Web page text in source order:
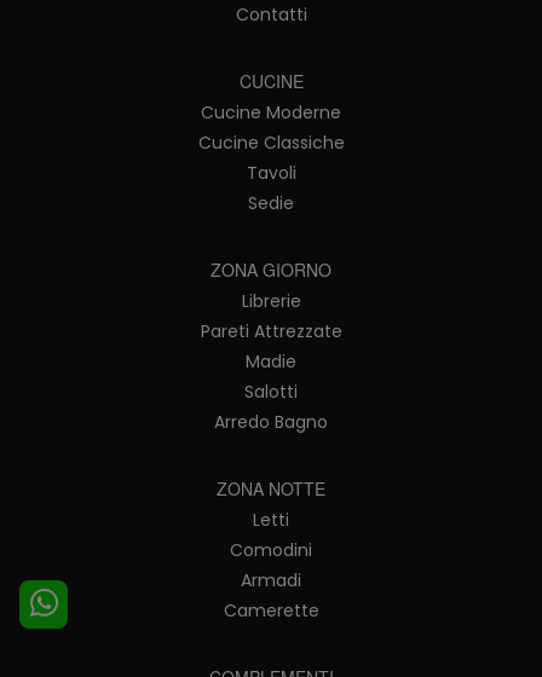
Contatti
CUCINE
Cucine Moderne
Cucine Classiche
Tavoli
Sedie
ZONA GIORNO
Librerie
Pareti Attrezzate
Madie
Salotti
Arredo Bagno
ZONA NOTTE
Letti
Comodini
Armadi
Camerette